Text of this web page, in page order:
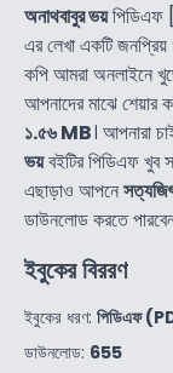
অনাথবাবুর ভয়পিডিএফ
এর লেখা একটি জনপ্রিয়
কপি আমরা অনলাইনে
আপনাদের মাঝে শেয়ার
১.৫৬ MB। আপনারা
ভয়বইটির পিডিএফ খুব
এছাড়াও আপনে
ডাউনলোড করতে
ইবুকের বিররণ
ইবুকের ধরণ: পিডিএফ
ডাউনলোড: 655